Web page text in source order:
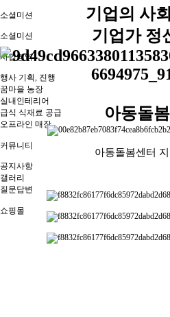
소셜미션
소셜미션
사업영역
행사 기획, 진행
꿈마을 농장
실내인테리어
급식 식재료 공급
오프라인 매장
커뮤니티
공지사항
갤러리
질문답변
쇼핑몰
기업의 사
기업가 정
아동돌
아동돌봄센터